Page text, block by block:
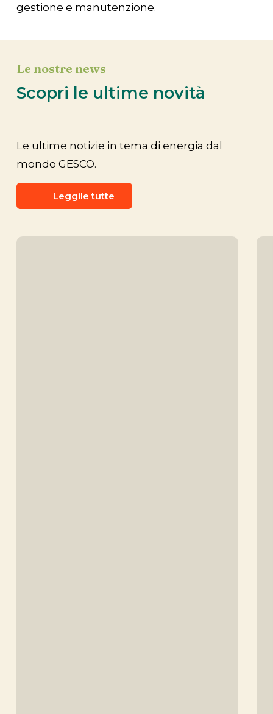
gestione e manutenzione.
Le nostre news
Scopri le ultime novità
Le ultime notizie in tema di energia dal
mondo GESCO.
Leggile tutte